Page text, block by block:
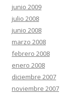
junio 2009
julio 2008
junio 2008
marzo 2008
febrero 2008
enero 2008
diciembre 2007
noviembre 2007